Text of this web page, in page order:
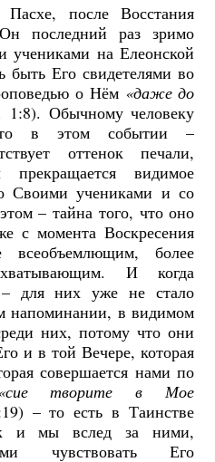
после Восстания
последний раз зримо
учениками на Елеонской
быть Его свидетелями во
о Нём «даже до
1:8). Обычному человеку
в этом событии –
оттенок печали,
видимое
Своими учениками и со
– тайна того, что оно
с момента Воскресения
более
И когда
для них уже не стало
напоминании, в видимом
них, потому что они
и в той Вечере, которая
совершается нами по
творите в Мое
– то есть в Таинстве
и мы вслед за ними,
чувствовать Его